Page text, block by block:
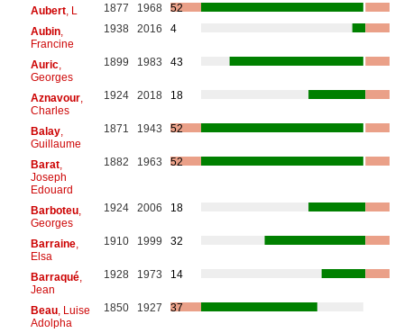
Aubert, L 1877 1968
52
Aubin,
Francine
1938 2016 4
Auric,
Georges
1899 1983 43
Aznavour,
Charles
1924 2018 18
Balay,
Guillaume
1871 1943 52
Barat,
Joseph
Edouard
1882 1963 52
Barboteu,
Georges
1924 2006 18
Barraine,
Elsa
1910 1999 32
Barraqué,
Jean
1928 1973 14
Beau, Luise
Adolpha
1850 1927 37